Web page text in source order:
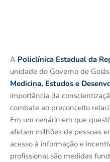
A Policlínica Estadual da
unidade do Governo de
Medicina, Estudos e
importância da
combate ao preconceito
Em um cenário em que
afetam milhões de pessoas
acesso à informação e
profissional são medidas